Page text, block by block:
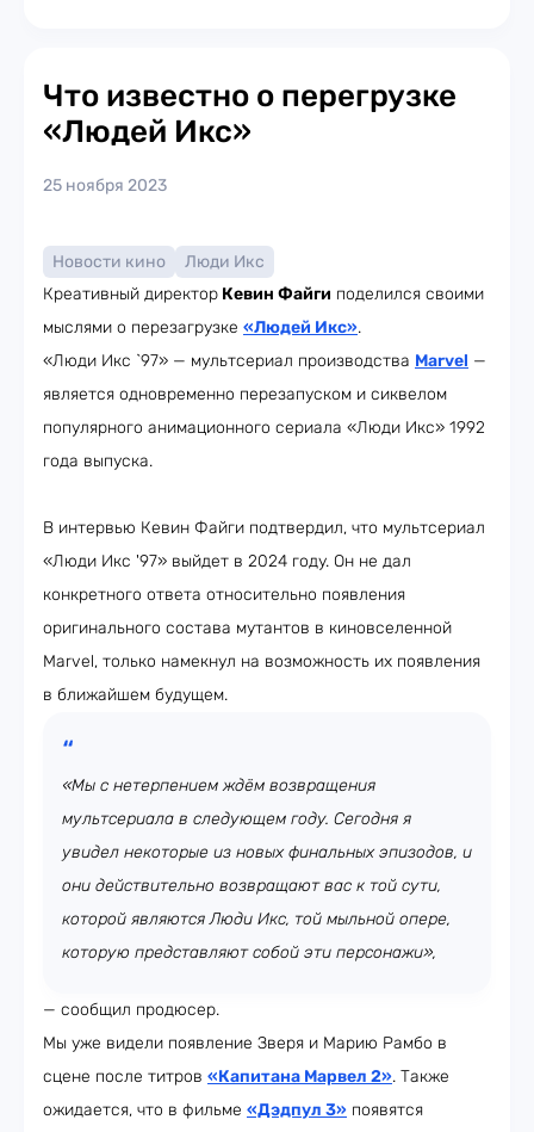
Что известно о перегрузке
«Людей Икс»
25 ноября 2023
Новости кино
Люди Икс
Креативный директор Кевин Файги поделился своими
мыслями о перезагрузке «Людей Икс».
«Люди Икс `97» — мультсериал производства Marvel —
является одновременно перезапуском и сиквелом
популярного анимационного сериала «Люди Икс» 1992
года выпуска.
В интервью Кевин Файги подтвердил, что мультсериал
«Люди Икс '97» выйдет в 2024 году. Он не дал
конкретного ответа относительно появления
оригинального состава мутантов в киновселенной
Marvel, только намекнул на возможность их появления
в ближайшем будущем.
«Мы с нетерпением ждём возвращения
мультсериала в следующем году. Сегодня я
увидел некоторые из новых финальных эпизодов, и
они действительно возвращают вас к той сути,
которой являются Люди Икс, той мыльной опере,
которую представляют собой эти персонажи»,
— сообщил продюсер.
Мы уже видели появление Зверя и Марию Рамбо в
сцене после титров «Капитана Марвел 2». Также
ожидается, что в фильме «Дэдпул 3» появятся